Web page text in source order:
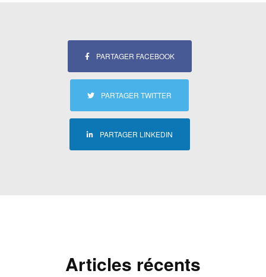
PARTAGER FACEBOOK
PARTAGER TWITTER
PARTAGER LINKEDIN
Articles récents